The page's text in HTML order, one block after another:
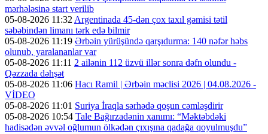
mərhələsinə start verilib
05-08-2026 11:32 Argentinada 45-dən çox taxıl gəmisi tətil
səbəbindən limanı tərk edə bilmir
05-08-2026 11:19 Ərbəin yürüşündə qarşıdurma: 140 nəfər həbs
olunub, yaralananlar var
05-08-2026 11:11 2 ailənin 112 üzvü illər sonra dəfn olundu -
Qəzzada dəhşət
05-08-2026 11:06 Hacı Ramil | Ərbəin məclisi 2026 | 04.08.2026 -
VİDEO
05-08-2026 11:01 Suriya İraqla sərhədə qoşun cəmləşdirir
05-08-2026 10:54 Tale Bağırzadənin xanımı: “Məktəbdəki
hadisədən əvvəl oğlumun ölkədən çıxışına qadağa qoyulmuşdu”